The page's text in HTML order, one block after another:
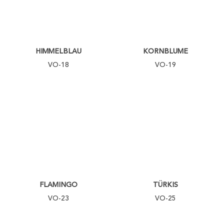
HIMMELBLAU
VO-18
KORNBLUME
VO-19
FLAMINGO
VO-23
TÜRKIS
VO-25